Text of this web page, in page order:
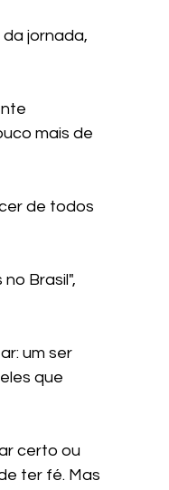
jornada,
mais de
de todos
Brasil",
um ser
que
certo ou
ter fé. Mas